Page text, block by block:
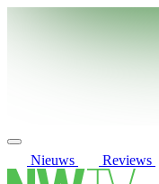
Nieuws Reviews